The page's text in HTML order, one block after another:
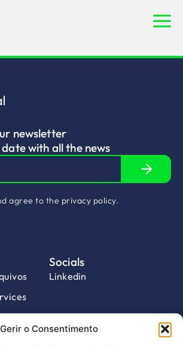
Gerir o Consentimento
newsletter
with all the news
agree to the privacy policy.
Socials
Linkedin